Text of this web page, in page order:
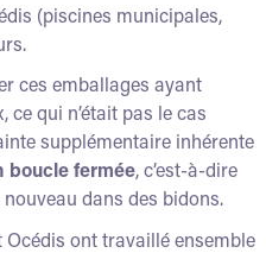
(piscines municipales,
ces emballages ayant
qui n’était pas le cas
supplémentaire inhérente
boucle fermée, c’est-à-dire
dans des bidons.
ont travaillé ensemble